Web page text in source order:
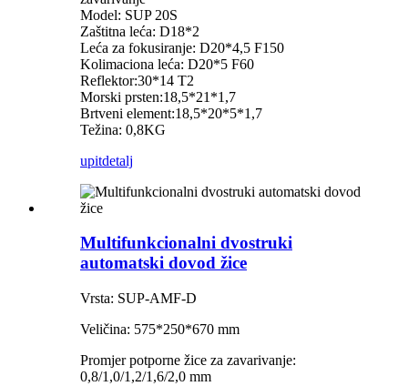
Model: SUP 20S
Zaštitna leća: D18*2
Leća za fokusiranje: D20*4,5 F150
Kolimaciona leća: D20*5 F60
Reflektor:30*14 T2
Morski prsten:18,5*21*1,7
Brtveni element:18,5*20*5*1,7
Težina: 0,8KG
upitdetalj
Multifunkcionalni dvostruki
automatski dovod žice
Vrsta: SUP-AMF-D
Veličina: 575*250*670 mm
Promjer potporne žice za zavarivanje:
0,8/1,0/1,2/1,6/2,0 mm